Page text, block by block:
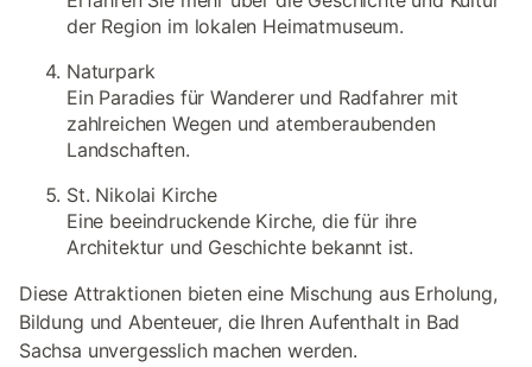
der Region im lokalen Heimatmuseum.
Naturpark
Ein Paradies für Wanderer und Radfahrer mit
zahlreichen Wegen und atemberaubenden
Landschaften.
St. Nikolai Kirche
Eine beeindruckende Kirche, die für ihre
Architektur und Geschichte bekannt ist.
Diese Attraktionen bieten eine Mischung aus Erholung,
Bildung und Abenteuer, die Ihren Aufenthalt in Bad
Sachsa unvergesslich machen werden.